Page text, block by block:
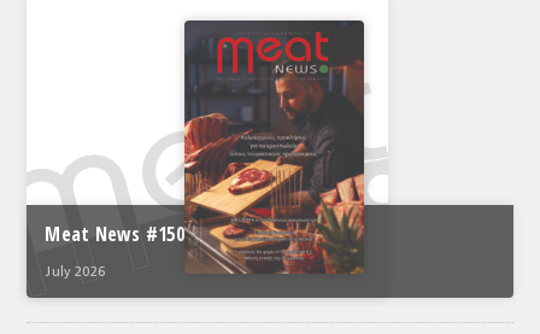
Meat News #150
July 2026